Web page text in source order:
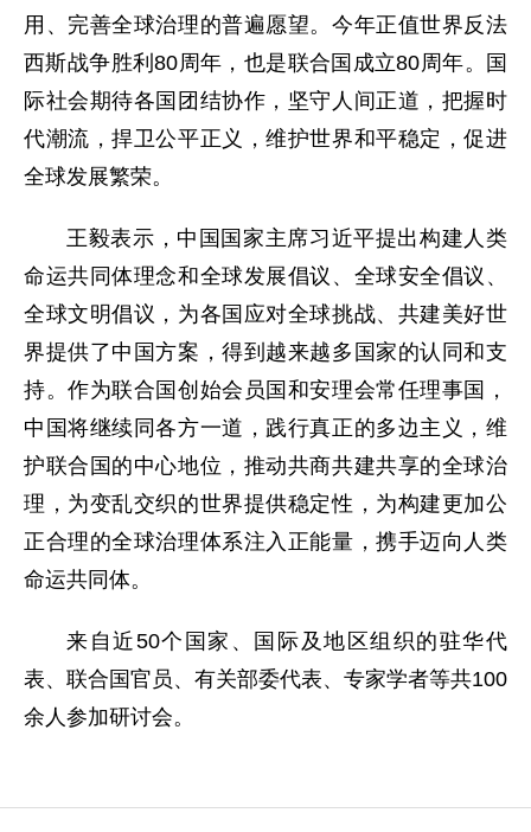
用、完善全球治理的普遍愿望。今年正值世界反法
西斯战争胜利80周年，也是联合国成立80周年。国
际社会期待各国团结协作，坚守人间正道，把握时
代潮流，捍卫公平正义，维护世界和平稳定，促进
全球发展繁荣。
王毅表示，中国国家主席习近平提出构建人类
命运共同体理念和全球发展倡议、全球安全倡议、
全球文明倡议，为各国应对全球挑战、共建美好世
界提供了中国方案，得到越来越多国家的认同和支
持。作为联合国创始会员国和安理会常任理事国，
中国将继续同各方一道，践行真正的多边主义，维
护联合国的中心地位，推动共商共建共享的全球治
理，为变乱交织的世界提供稳定性，为构建更加公
正合理的全球治理体系注入正能量，携手迈向人类
命运共同体。
来自近50个国家、国际及地区组织的驻华代
表、联合国官员、有关部委代表、专家学者等共100
余人参加研讨会。